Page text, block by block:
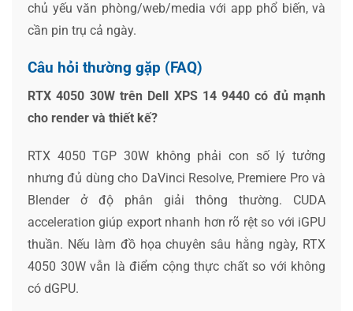
chủ yếu văn phòng/web/media với app phổ biến, và
cần pin trụ cả ngày.
Câu hỏi thường gặp (FAQ)
RTX 4050 30W trên Dell XPS 14 9440 có đủ mạnh
cho render và thiết kế?
RTX 4050 TGP 30W không phải con số lý tưởng
nhưng đủ dùng cho DaVinci Resolve, Premiere Pro và
Blender ở độ phân giải thông thường. CUDA
acceleration giúp export nhanh hơn rõ rệt so với iGPU
thuần. Nếu làm đồ họa chuyên sâu hằng ngày, RTX
4050 30W vẫn là điểm cộng thực chất so với không
có dGPU.